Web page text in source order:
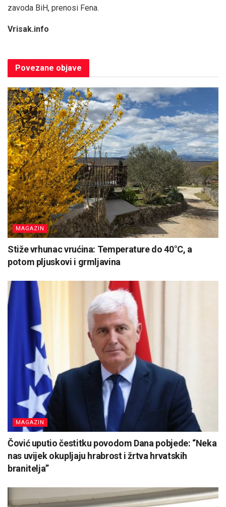
zavoda BiH, prenosi Fena.
Vrisak.info
Povezane objave
MAGAZIN
Stiže vrhunac vrućina: Temperature do 40°C, a
potom pljuskovi i grmljavina
MAGAZIN
Čović uputio čestitku povodom Dana pobjede: “Neka
nas uvijek okupljaju hrabrost i žrtva hrvatskih
branitelja”